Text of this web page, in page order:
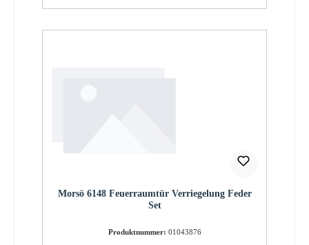
Morsö 6148 Feuerraumtür Verriegelung Feder
Set
Produktnummer: 01043876